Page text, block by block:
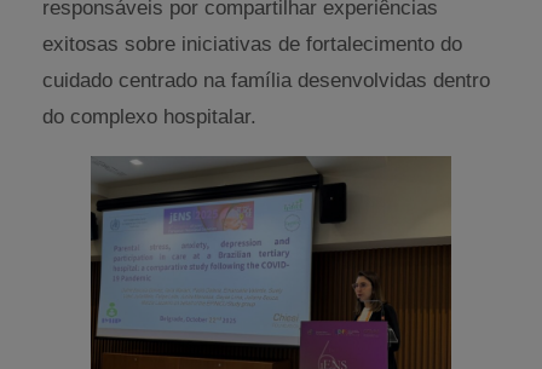
responsáveis por compartilhar experiências
exitosas sobre iniciativas de fortalecimento do
cuidado centrado na família desenvolvidas dentro
do complexo hospitalar.